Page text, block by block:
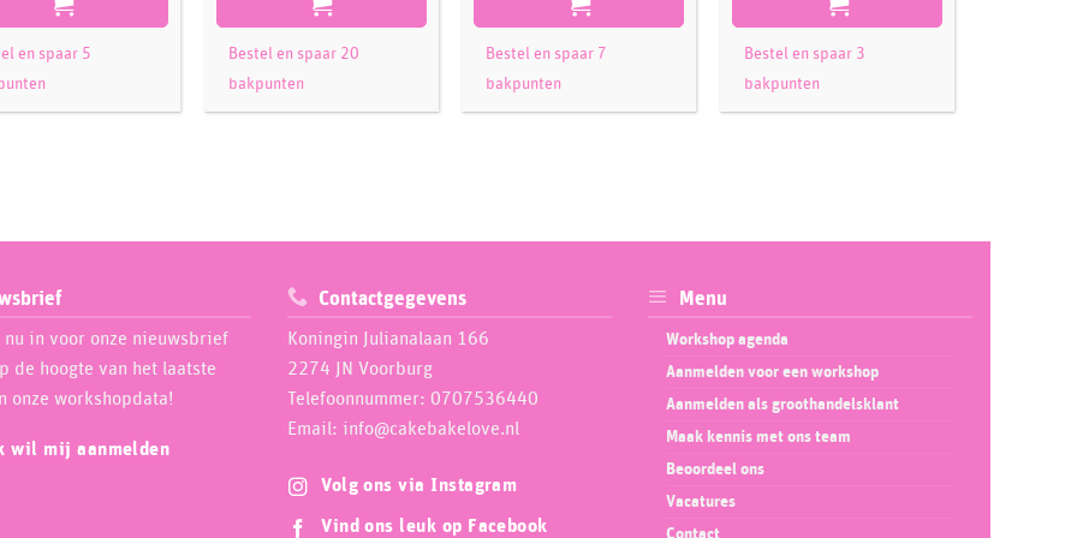
en spaar 5
Bestel en spaar 20
bakpunten
Bestel en spaar 7
bakpunten
Bestel en spaar 3
bakpunten
in voor onze nieuwsbrief
de hoogte van het laatste
onze workshopdata!
wil mij aanmelden
Contactgegevens
Koningin Julianalaan 166
2274 JN Voorburg
Telefoonnummer: 0707536440
Email: info@cakebakelove.nl
Volg ons via Instagram
Vind ons leuk op Facebook
Menu
Workshop agenda
Aanmelden voor een workshop
Aanmelden als groothandelsklant
Maak kennis met ons team
Beoordeel ons
Vacatures
Contact